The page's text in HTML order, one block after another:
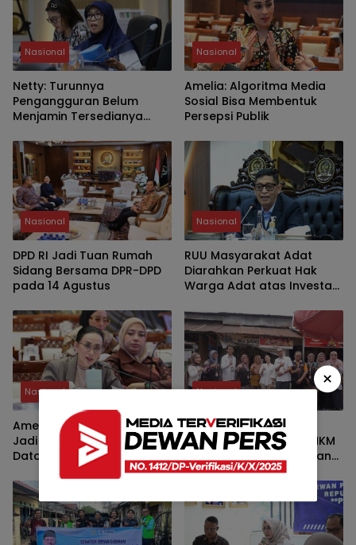
Nasional
Netty: Turunnya
Pengangguran Belum
Menjamin Tersedianya
Nasional
Amelia: Algoritma Media
Sosial Bisa Membentuk
Persepsi Publik
Nasional
DPD RI Jadi Tuan Rumah
Sidang Bersama DPR-DPD
pada 14 Agustus
Nasional
RUU Masyarakat Adat
Diarahkan Perkuat Hak
Warga Adat atas Investasi
Nasional
Amelia: Kasus Bryan Ebem
Jadi Alarm Perlindungan
Data Pribadi
Nasional
Yashinta Soroti
Pendapatan Pelaku UMKM
Menurun, Minta Kebijakan
Lebih Tepat Sasaran
×